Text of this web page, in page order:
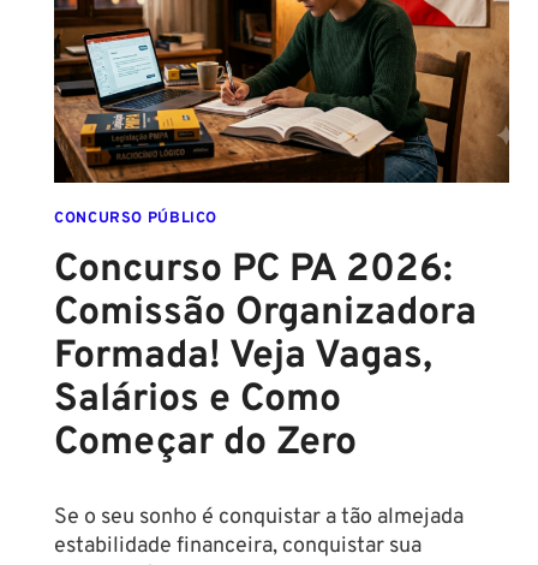
É
ASSINADO
E
EDITAL
É
IMINENTE!
SALÁRIOS
CHEGAM
R$
43
CONCURSO PÚBLICO
Concurso PC PA 2026:
Comissão Organizadora
Formada! Veja Vagas,
Salários e Como
Começar do Zero
Se o seu sonho é conquistar a tão almejada
estabilidade financeira, conquistar sua